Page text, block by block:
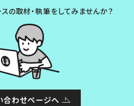
の取材・執筆をしてみませんか？
合わせページへ